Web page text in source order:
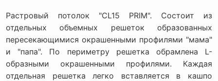
Растровый потолок "CL15 PRIM". Состоит из
отдельных объемных решеток образованных
пересекающимися окрашенными профилями "мама"
и "папа". По периметру решетка обрамлена L-
образными окрашенными профилями. Каждая
отдельная решетка легко вставляется в кашпо